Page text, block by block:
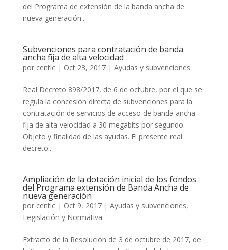
del Programa de extensión de la banda ancha de
nueva generación...
Subvenciones para contratación de banda
ancha fija de alta velocidad
por centic| Oct 23, 2017| Ayudas y subvenciones
Real Decreto 898/2017, de 6 de octubre, por el que se
regula la concesión directa de subvenciones para la
contratación de servicios de acceso de banda ancha
fija de alta velocidad a 30 megabits por segundo.
Objeto y finalidad de las ayudas. El presente real
decreto...
Ampliación de la dotación inicial de los fondos
del Programa extensión de Banda Ancha de
nueva generación
por centic| Oct 9, 2017| Ayudas y subvenciones,
Legislación y Normativa
Extracto de la Resolución de 3 de octubre de 2017, de